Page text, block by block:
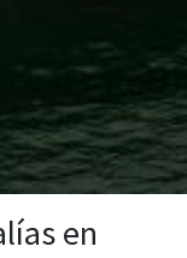
en